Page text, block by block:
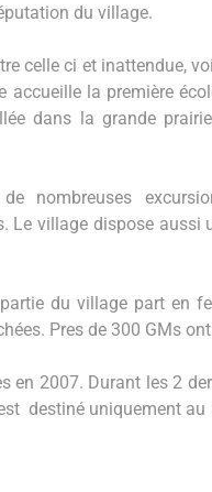
du village.
celle ci et inattendue,
accueille la première
dans la grande
nombreuses
Le village dispose aussi
du village part en
Pres de 300 GMs
en 2007. Durant les 2
destiné uniquement